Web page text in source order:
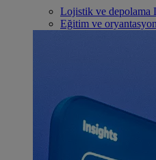
Lojistik ve depolama
Eğitim ve